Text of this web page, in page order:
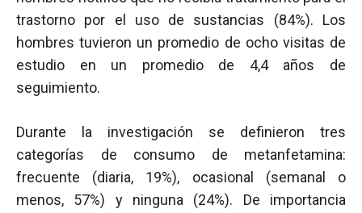
trastorno por el uso de sustancias (84%). Los
hombres tuvieron un promedio de ocho visitas de
estudio en un promedio de 4,4 años de
seguimiento.
Durante la investigación se definieron tres
categorías de consumo de metanfetamina:
frecuente (diaria, 19%), ocasional (semanal o
menos, 57%) y ninguna (24%). De importancia